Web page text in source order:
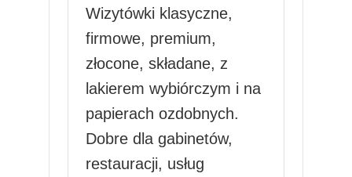
Wizytówki klasyczne,
firmowe, premium,
złocone, składane, z
lakierem wybiórczym i na
papierach ozdobnych.
Dobre dla gabinetów,
restauracji, usług